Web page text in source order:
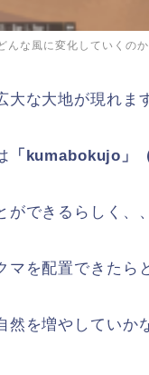
んな風に変化していくのか
な大地が現れま
「kumabokujo」
できるらしく、
を配置できたら
を増やしていか